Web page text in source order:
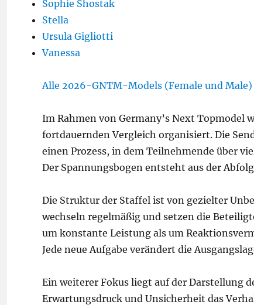
Sophie Shostak
Stella
Ursula Gigliotti
Vanessa
Alle 2026-GNTM-Models (Female und
Im Rahmen von Germany’s Next Topmodel
fortdauernden Vergleich organisiert. Die
einen Prozess, in dem Teilnehmende über
Der Spannungsbogen entsteht aus der
Die Struktur der Staffel ist von gezielter
wechseln regelmäßig und setzen die
um konstante Leistung als um
Jede neue Aufgabe verändert die
Ein weiterer Fokus liegt auf der Darstellung
Erwartungsdruck und Unsicherheit das